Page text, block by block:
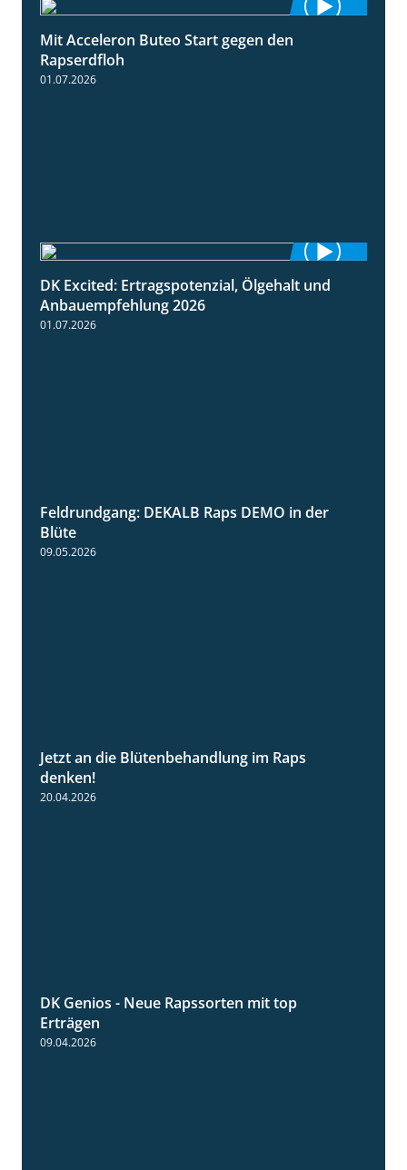
Mit Acceleron Buteo Start gegen den
Rapserdfloh
01.07.2026
1:46
DK Excited: Ertragspotenzial, Ölgehalt und
Anbauempfehlung 2026
01.07.2026
2:37
Feldrundgang: DEKALB Raps DEMO in der
Blüte
09.05.2026
Jetzt an die Blütenbehandlung im Raps
denken!
20.04.2026
DK Genios - Neue Rapssorten mit top
Erträgen
09.04.2026